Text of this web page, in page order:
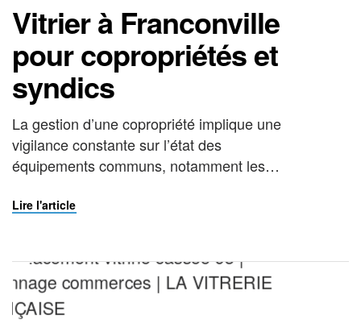
Vitrier à Franconville
pour copropriétés et
syndics
La gestion d’une copropriété implique une
vigilance constante sur l’état des
équipements communs, notamment les
d’entrée, d’un hall d’immeuble, d’une cage
rapidement devenir un problème de
sécurité et de responsabilité. Dans ce
contexte, faire appel à un vitrier à […]
Lire l'article